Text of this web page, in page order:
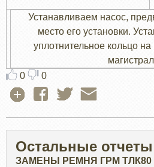
Устанавливаем насос,
место его установки.
уплотнительное кольцо
0
0
Остальные отчеты
ЗАМЕНЫ РЕМНЯ ГРМ ТЛК80